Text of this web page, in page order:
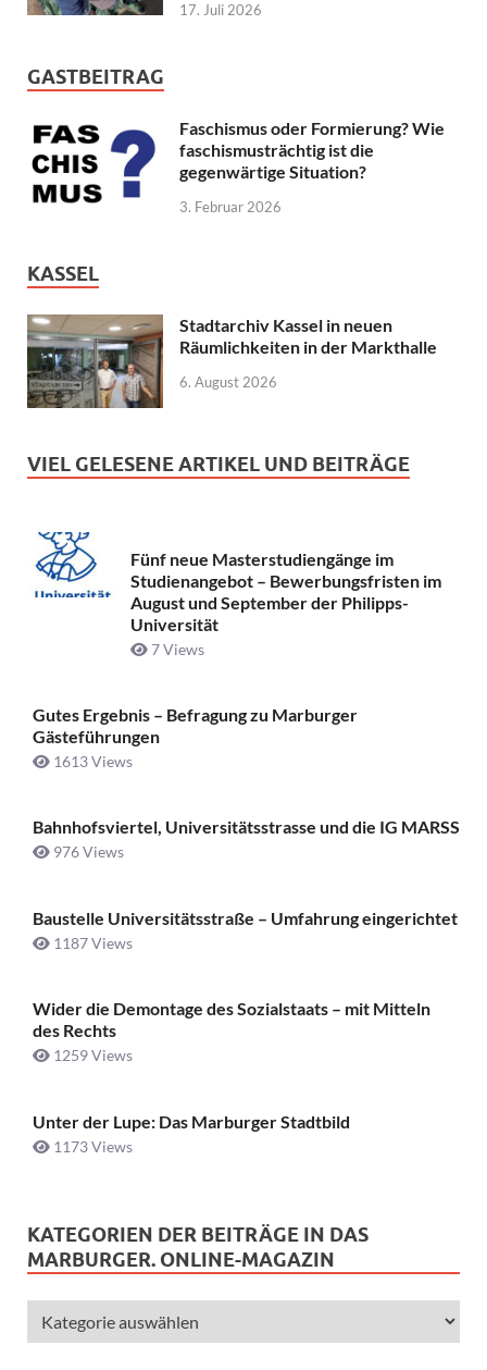
17. Juli 2026
GASTBEITRAG
Faschismus oder Formierung? Wie
faschismusträchtig ist die
gegenwärtige Situation?
3. Februar 2026
KASSEL
Stadtarchiv Kassel in neuen
Räumlichkeiten in der Markthalle
6. August 2026
VIEL GELESENE ARTIKEL UND BEITRÄGE
Fünf neue Masterstudiengänge im
Studienangebot – Bewerbungsfristen im
August und September der Philipps-
Universität
7 Views
Gutes Ergebnis – Befragung zu Marburger
Gästeführungen
1613 Views
Bahnhofsviertel, Universitätsstrasse und die IG MARSS
976 Views
Baustelle Universitätsstraße ­– Umfahrung eingerichtet
1187 Views
Wider die Demontage des Sozialstaats – mit Mitteln
des Rechts
1259 Views
Unter der Lupe: Das Marburger Stadtbild
1173 Views
KATEGORIEN DER BEITRÄGE IN DAS
MARBURGER. ONLINE-MAGAZIN